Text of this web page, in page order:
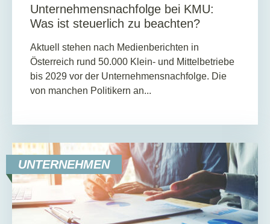
Unternehmensnachfolge bei KMU:
Was ist steuerlich zu beachten?
Aktuell stehen nach Medienberichten in
Österreich rund 50.000 Klein- und Mittelbetriebe
bis 2029 vor der Unternehmensnachfolge. Die
von manchen Politikern an...
UNTERNEHMEN